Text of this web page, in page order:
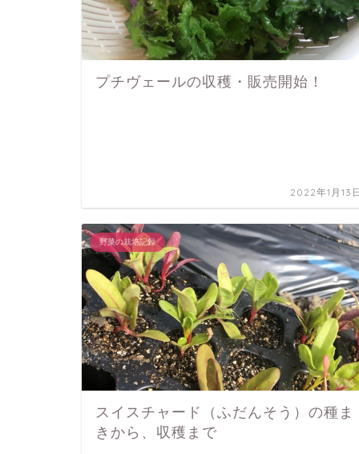
プチヴェールの収穫・販売開始！
2022年1月13
野菜の栽培記録
スイスチャード（ふだんそう）の種ま
きから、収穫まで